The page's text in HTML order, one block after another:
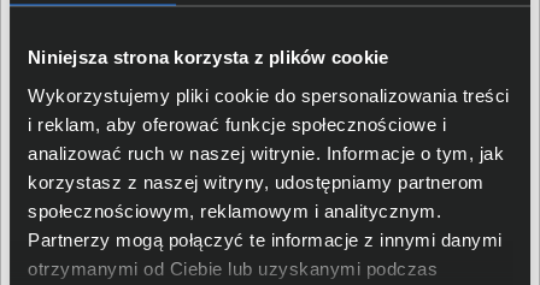
Niniejsza strona korzysta z plików cookie
Wykorzystujemy pliki cookie do spersonalizowania treści
i reklam, aby oferować funkcje społecznościowe i
analizować ruch w naszej witrynie. Informacje o tym, jak
korzystasz z naszej witryny, udostępniamy partnerom
społecznościowym, reklamowym i analitycznym.
Partnerzy mogą połączyć te informacje z innymi danymi
otrzymanymi od Ciebie lub uzyskanymi podczas
Face ID – bezpieczeństwo i
wygoda
System rozpoznawania twarzy Face ID umożliwia
szybkie i bezpieczne odblokowanie urządzenia oraz
logowanie do aplikacji. Wszystko odbywa się
automatycznie, jednym spojrzeniem.